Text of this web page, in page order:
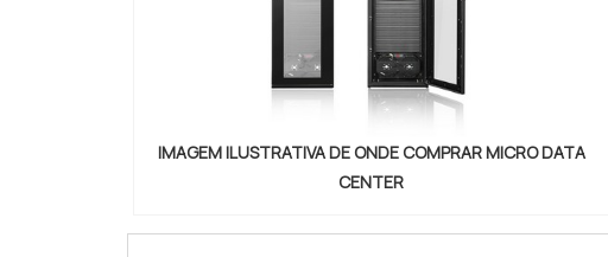
IMAGEM ILUSTRATIVA DE ONDE COMPRAR MICRO DATA
CENTER